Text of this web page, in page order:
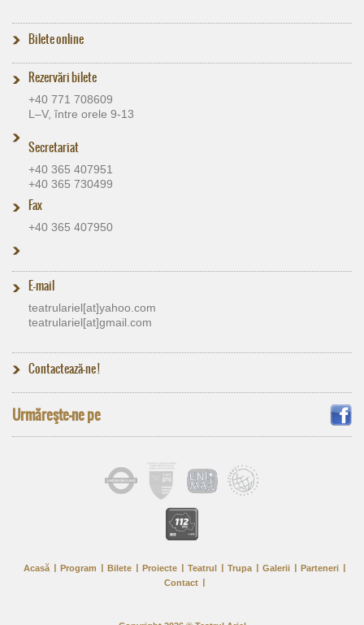
Bilete online
Rezervări bilete
+40 771 708609
L–V, între orele 9-13
Secretariat
+40 365 407951
+40 365 730499
Fax
+40 365 407950
E-mail
teatrulariel[at]​yahoo.com
teatrulariel[at]​gmail.com
Contactează-ne !
Urmăreşte-ne pe
Acasă Program Bilete Proiecte Teatrul Trupa Galerii
Parteneri
Contact